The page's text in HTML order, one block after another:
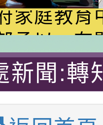
開 智慧
家庭教育
訊」、
「祖孫樂
』不絕-
邁向下一
函以，有
務員留職
許可一案
學115學
7-9招代課
學年度國
」核定一
國民及學
新聞:轉
年